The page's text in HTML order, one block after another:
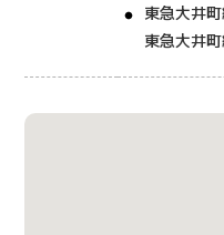
東急大井
東急大井